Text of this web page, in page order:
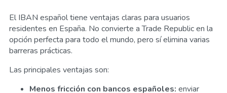
El IBAN español tiene ventajas claras para usuarios
residentes en España. No convierte a Trade Republic en la
opción perfecta para todo el mundo, pero sí elimina varias
barreras prácticas.
Las principales ventajas son:
Menos fricción con bancos españoles: enviar